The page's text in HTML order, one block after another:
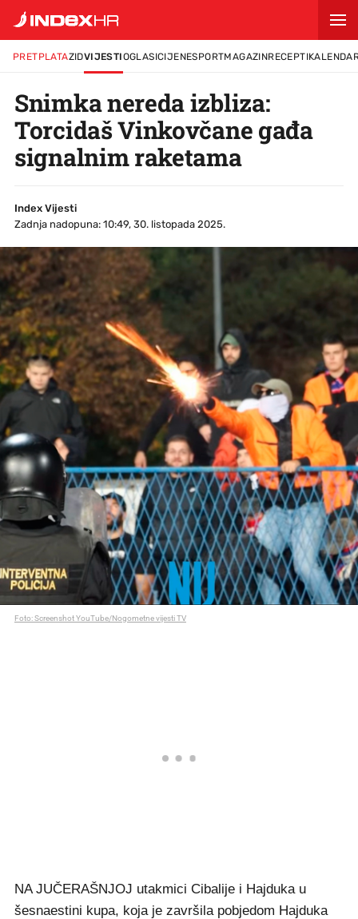
PRETPLATAZIDVIJESTIOGLASICIJENESPORTMAGAZINRECEPTI
Snimka nereda izbliza:
Torcidaš Vinkovčane gađa
signalnim raketama
Index Vijesti
Zadnja nadopuna: 10:49, 30. listopada 2025.
Foto: Screenshot YouTube/Nogometne vijesti TV
NA JUČERAŠNJOJ utakmici Cibalije i Hajduka u
šesnaestini kupa, koja je završila pobjedom Hajduka